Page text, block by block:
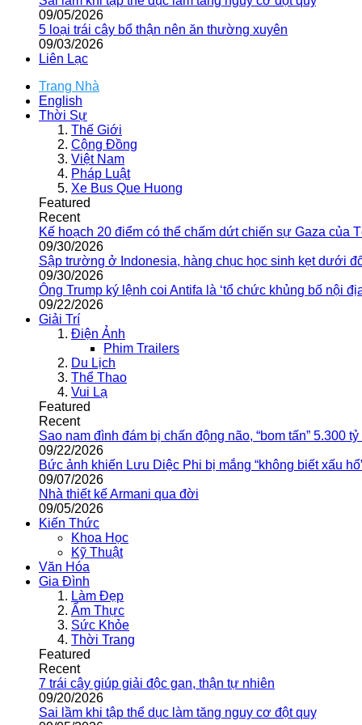
09/05/2026
5 loại trái cây bổ thận nên ăn thường xuyên
09/03/2026
Liên Lạc
Trang Nhà
English
Thời Sự
Thế Giới
Cộng Đồng
Việt Nam
Pháp Luật
Xe Bus Que Huong
Featured
Recent
Kế hoạch 20 điểm có thể chấm dứt chiến sự Gaza của
09/30/2026
Sập trường ở Indonesia, hàng chục học sinh kẹt dưới
09/30/2026
Ông Trump ký lệnh coi Antifa là ‘tổ chức khủng bố nội
09/22/2026
Giải Trí
Điện Ảnh
Phim Trailers
Du Lịch
Thể Thao
Vui Lạ
Featured
Recent
Sao nam đình đám bị chấn động não, “bom tấn” 5.300
09/22/2026
Bức ảnh khiến Lưu Diệc Phi bị mắng “không biết xấu
09/07/2026
Nhà thiết kế Armani qua đời
09/05/2026
Kiến Thức
Khoa Học
Kỹ Thuật
Văn Hóa
Gia Đình
Làm Đẹp
Ẩm Thực
Sức Khỏe
Thời Trang
Featured
Recent
7 trái cây giúp giải độc gan, thận tự nhiên
09/20/2026
Sai lầm khi tập thể dục làm tăng nguy cơ đột quỵ